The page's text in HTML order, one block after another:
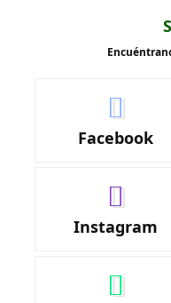
Facebook
Instagram